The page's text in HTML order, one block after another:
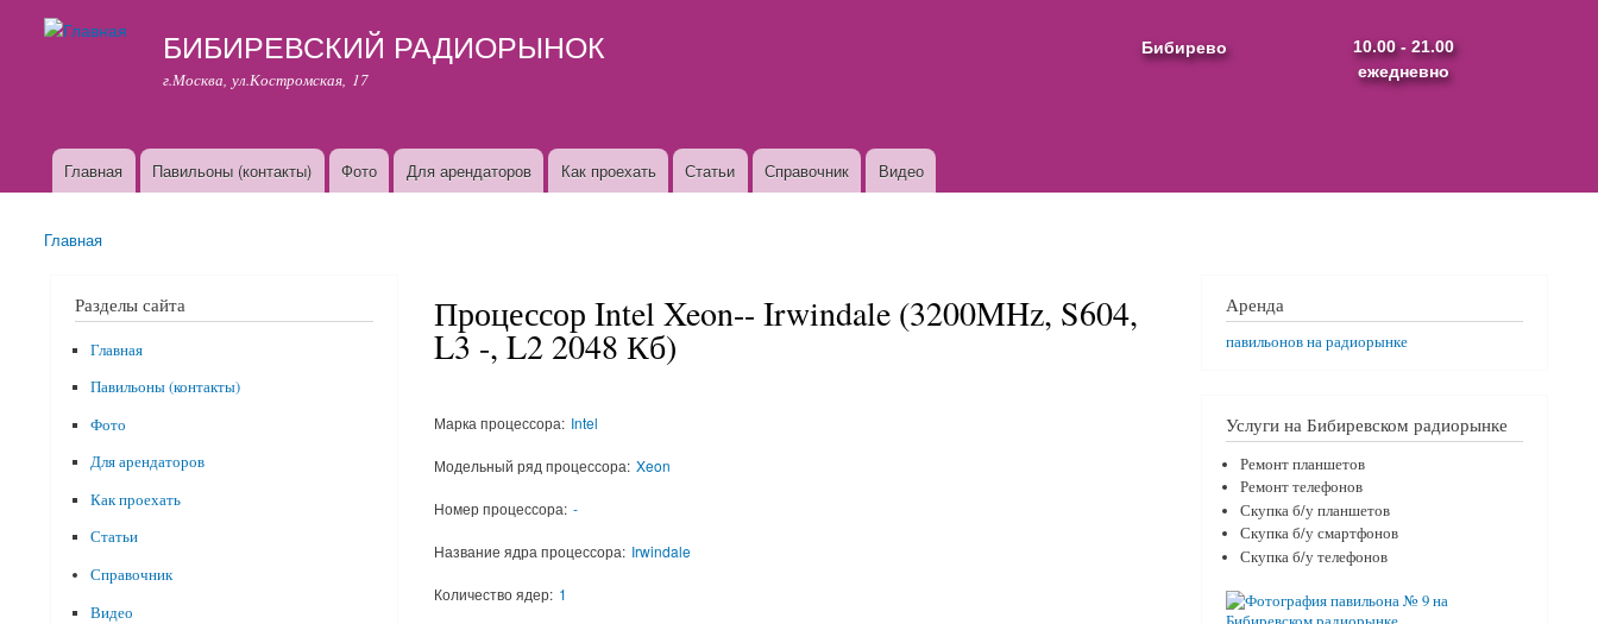
БИБИРЕВСКИЙ РАДИОРЫНОК
г.Москва, ул.Костромская, 17
Бибирево
10.00 - 21.00
ежедневно
Основные ссылки
Главная Павильоны (контакты) Фото Для арендаторов Как проехать Статьи Справочник Видео
Вы здесьГлавная
Процессор Intel Xeon-- Irwindale (3200MHz, S604,
L3 -, L2 2048 Кб)
Марка процессора: Intel
Модельный ряд процессора: Xeon
Номер процессора: -
Название ядра процессора: Irwindale
Количество ядер: 1
Разделы сайта
Главная
Павильоны (контакты)
Фото
Для арендаторов
Как проехать
Статьи
Справочник
Видео
Аренда
павильонов на радиорынке
Услуги на Бибиревском радиорынке
Ремонт планшетов
Ремонт телефонов
Скупка б/у планшетов
Скупка б/у смартфонов
Скупка б/у телефонов